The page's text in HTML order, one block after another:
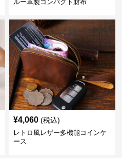
ルー革製コンパクト財布
¥4,060 (税込)
レトロ風レザー多機能コインケ
ース